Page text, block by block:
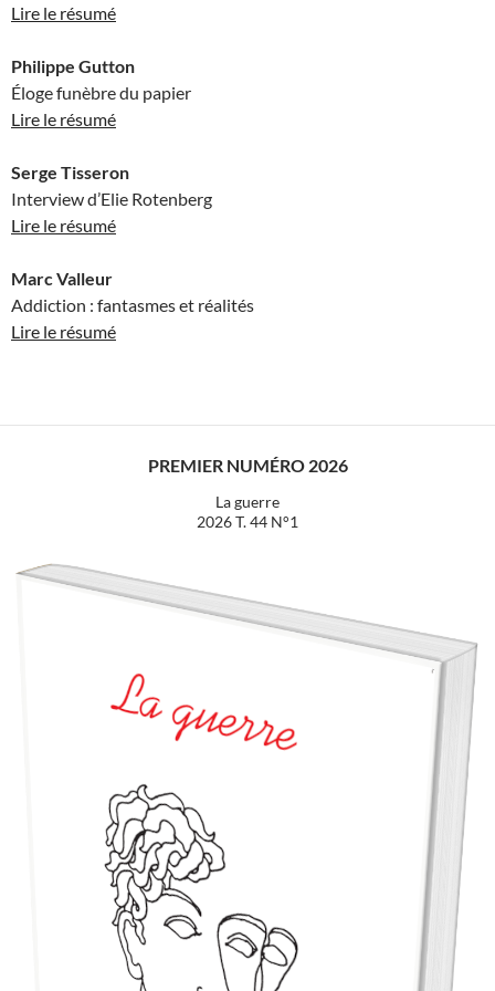
Lire le résumé
Philippe Gutton
Éloge funèbre du papier
Lire le résumé
Serge Tisseron
Interview d’Elie Rotenberg
Lire le résumé
Marc Valleur
Addiction : fantasmes et réalités
Lire le résumé
PREMIER NUMÉRO 2026
La guerre
2026 T. 44 N°1